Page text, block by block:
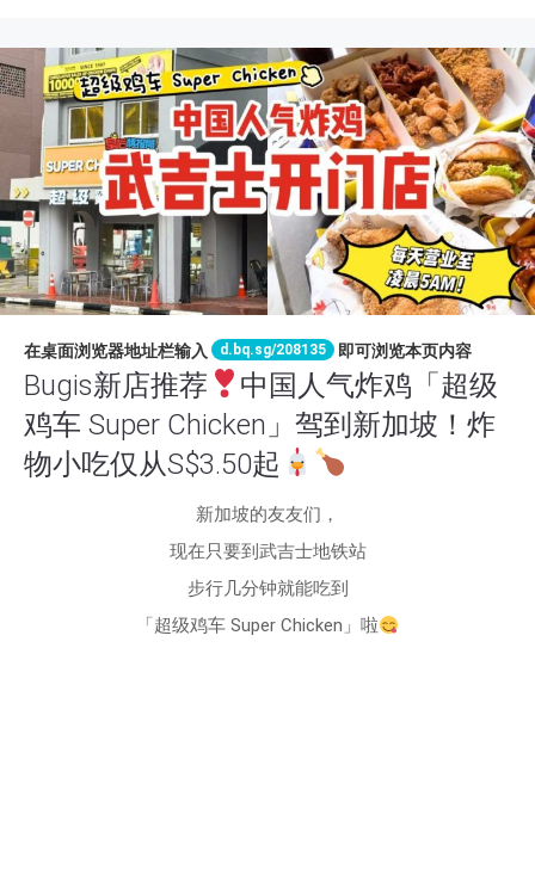
在桌面浏览器地址栏输入 d.bq.sg/208135 即可浏览本页内容
Bugis新店推荐
中国人气炸鸡「超级
鸡车 Super Chicken」驾到新加坡！炸
物小吃仅从S$3.50起
新加坡的友友们，
现在只要到武吉士地铁站
步行几分钟就能吃到
「超级鸡车 Super Chicken」啦